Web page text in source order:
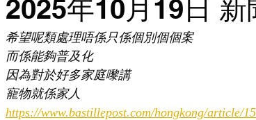
2025年10月19日 新
希望呢類處理唔係只係個別個個案
而係能夠普及化
因為對於好多家庭嚟講
寵物就係家人
https://www.bastillepost.com/hongkong/article/